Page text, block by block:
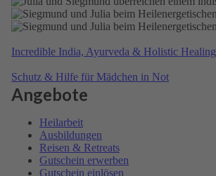
Incredible India, Ayurveda & Holistic Healing
Schutz & Hilfe für Mädchen in Not
Angebote
Heil­arbeit
Ausbil­dungen
Reisen & Retreats
Gutschein erwerben
Gutschein einlösen